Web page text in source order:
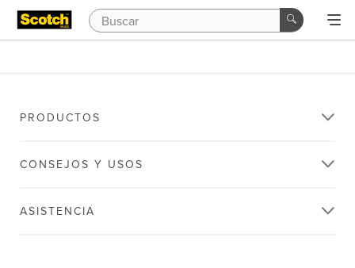
PRODUCTOS
CONSEJOS Y USOS
ASISTENCIA